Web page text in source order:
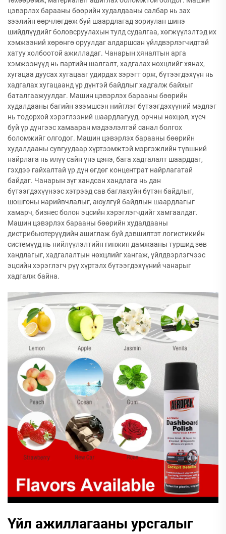
цэвэрлэх барааны бөөрийн худалдааны салбар нь зах
зээлийн өөрчлөгдөж буй шаардлагад зориулан шинэ
шийдлүүдийг боловсруулахын тулд судалгаа, хөгжүүлэлтэд их
хэмжээний хөрөнгө оруулдаг алдаршсан үйлдвэрлэгчидтэй
хатуу холбоотой ажилладаг. Чанарын хяналтын арга
хэмжээнүүд нь партийн шалгалт, хадгалах нөхцлийг хянах,
хугацаа дуусах хугацааг удирдах зэрэгт орж, бүтээгдэхүүн нь
хадгалах хугацаанд үр дүнтэй байдлыг хадгалж байхыг
баталгаажуулдаг. Машин цэвэрлэх барааны бөөрийн
худалдааны багийн эзэмшсэн нийтлэг бүтээгдэхүүний мэдлэг
нь тодорхой хэрэглээний шаардлагууд, орчны нөхцөл, хүсч
буй үр дүнгээс хамааран мэдээлэлтэй санал болгох
боломжийг олгодог. Машин цэвэрлэх барааны бөөрийн
худалдааны сувгуудаар хүртээмжтэй мэргэжлийн түвшний
найрлага нь илүү сайн үнэ цэнэ, бага хадгалалт шаарддаг,
гэхдээ гайхалтай үр дүн өгдөг концентрат найрлагатай
байдаг. Чанарын зүг хандсан хандлага нь дан
бүтээгдэхүүнээс хэтрээд сав баглахуйн бүтэн байдлыг,
шошгоны нарийвчлалыг, аюулгүй байдлын шаардлагыг
хамарч, бизнес болон эцсийн хэрэглэгчдийг хамгаалдаг.
Машин цэвэрлэх барааны бөөрийн худалдааны
дистрибьютерүүдийн ашиглаж буй дэвшилтэт логистикийн
системүүд нь нийлүүлэлтийн гинжин дамжааны туршид зөв
хандлагыг, хадгалалтын нөхцлийг хангаж, үйлдвэрлэгчээс
эцсийн хэрэглэгч рүү хүртэлх бүтээгдэхүүний чанарыг
хадгалж байна.
Үйл ажиллагааны урсгалыг